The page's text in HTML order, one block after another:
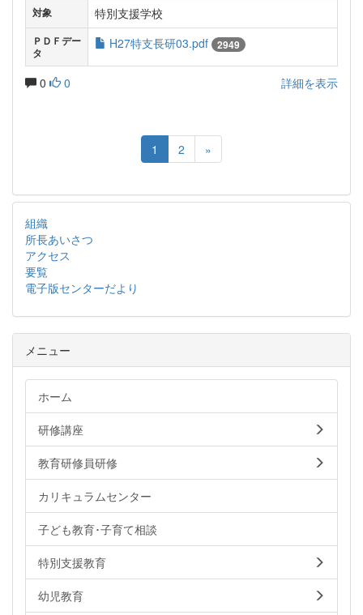
対象 特別支援学校
ＰＤＦデー
タ
H27特支長研03.pdf 2949
0 0 詳細を表示
1 2 »
組織
所長あいさつ
アクセス
要覧
電子版センターだより
メニュー
ホーム
研修講座
教育研修員研修
カリキュラムセンター
子ども教育･子育て相談
特別支援教育
幼児教育